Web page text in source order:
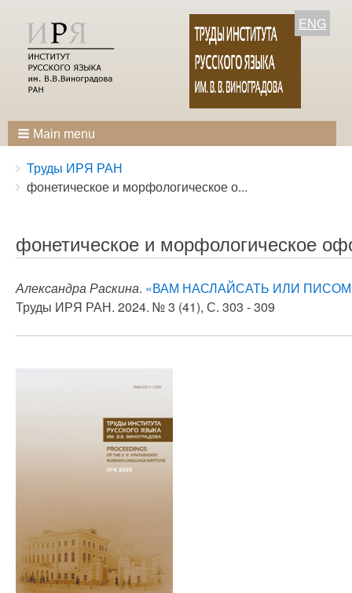
ENG
Main menu
Breadcrumbs
You
are
Труды ИРЯ РАН
фонетическое и морфологическое о...
фонетическое и морфологическое
Александра Раскина. «ВАМ НАСЛАЙСАТЬ ИЛИ
Труды ИРЯ РАН. 2024. № 3 (41), С. 303 - 309